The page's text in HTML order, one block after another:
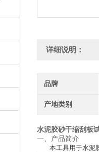
详细说明：
品牌
产地类别
水泥胶砂干缩刮板
一、产品简介
本工具用于水泥